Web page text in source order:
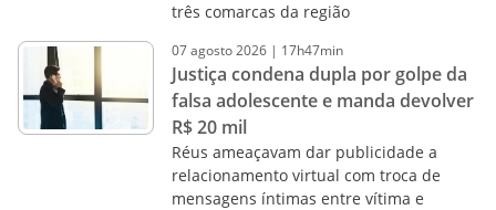
três comarcas da região
07agosto2026 | 17h47min
Justiça condena dupla por golpe da
falsa adolescente e manda devolver
R$ 20 mil
Réus ameaçavam dar publicidade a
relacionamento virtual com troca de
mensagens íntimas entre vítima e